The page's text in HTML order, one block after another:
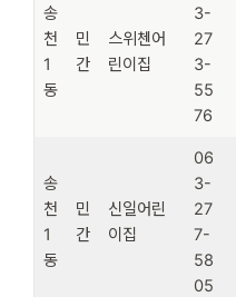
송
천
1
동
민
간
스위첸어
린이집
3-
27
3-
55
76
송
천
1
동
민
간
신일어린
이집
06
3-
27
7-
58
05